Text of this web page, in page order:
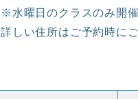
※水曜日のクラスのみ開
詳しい住所はご予約時に